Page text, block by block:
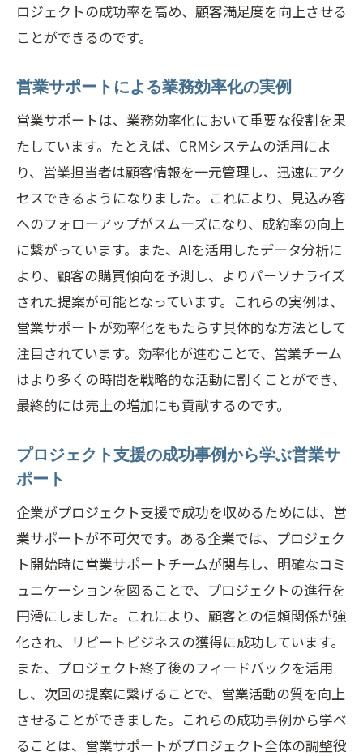
デジタルツールを活用した営業サポート
の最新手法
営業サポートによる収益向上の鍵
プロセス
営業サポートの最新トレンドを知り競争力を
高める
最新の営業サポートツール紹介
営業サポートにおけるAIと自動化の役割
営業サポートのトレンドがもたらす競争
力の強化
営業サポートの新技術がもたらす変革
営業サポートのトレンドを活かした競争
優位戦略
営業サポートの最新動向を取り入れる実
ビジネス成功のカギ営業サポートがもたらす
新たな価値
営業サポートによる価値創造の実例
営業サポートがビジネスにもたらす長期
的利益
営業サポートを通じて顧客関係を深める
方法
営業サポートが担う持続可能なビジネス
モデル
営業サポートによる企業価値向上の過程
ビジネスの革新を支える営業サポートの
ロジェクトの成功率を高め、顧客満足度を向上させる
ことができるのです。
営業サポートによる業務効率化の実例
営業サポートは、業務効率化において重要な役割を果
たしています。たとえば、CRMシステムの活用によ
り、営業担当者は顧客情報を一元管理し、迅速にアク
セスできるようになりました。これにより、見込み客
へのフォローアップがスムーズになり、成約率の向上
に繋がっています。また、AIを活用したデータ分析に
より、顧客の購買傾向を予測し、よりパーソナライズ
された提案が可能となっています。これらの実例は、
営業サポートが効率化をもたらす具体的な方法として
注目されています。効率化が進むことで、営業チーム
はより多くの時間を戦略的な活動に割くことができ、
最終的には売上の増加にも貢献するのです。
プロジェクト支援の成功事例から学ぶ営業サ
ポート
企業がプロジェクト支援で成功を収めるためには、営
業サポートが不可欠です。ある企業では、プロジェク
ト開始時に営業サポートチームが関与し、明確なコミ
ュニケーションを図ることで、プロジェクトの進行を
円滑にしました。これにより、顧客との信頼関係が強
化され、リピートビジネスの獲得に成功しています。
また、プロジェクト終了後のフィードバックを活用
し、次回の提案に繋げることで、営業活動の質を向上
させることができました。これらの成功事例から学べ
ることは、営業サポートがプロジェクト全体の調整役